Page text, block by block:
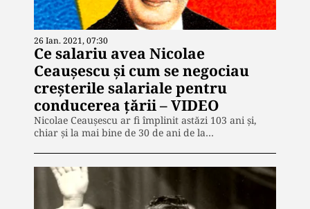
26 Ian. 2021, 07:30
Ce salariu avea Nicolae
Ceaușescu și cum se negociau
creșterile salariale pentru
conducerea țării – VIDEO
Nicolae Ceaușescu ar fi împlinit astăzi 103 ani și,
chiar și la mai bine de 30 de ani de la…